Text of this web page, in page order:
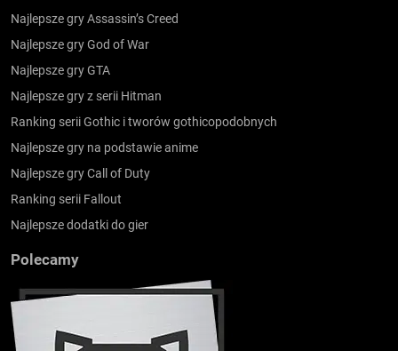
Najlepsze gry Assassin’s Creed
Najlepsze gry God of War
Najlepsze gry GTA
Najlepsze gry z serii Hitman
Ranking serii Gothic i tworów gothicopodobnych
Najlepsze gry na podstawie anime
Najlepsze gry Call of Duty
Ranking serii Fallout
Najlepsze dodatki do gier
Polecamy